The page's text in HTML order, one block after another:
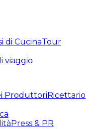
di CucinaTour
viaggio
ProduttoriRicettario
Press & PR